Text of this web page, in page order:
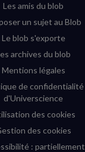
Les amis du blob
un sujet au Blob
Le blob s'exporte
archives du blob
Mentions légales
de confidentialité
d'Universcience
des cookies
des cookies
: partiellement